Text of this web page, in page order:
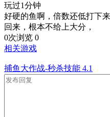
玩过1分钟
好硬的鱼啊，倍数还低打下
回来，根本不给上大分，
0次浏览 0
相关游戏
捕鱼大作战-秒杀技能 4.1